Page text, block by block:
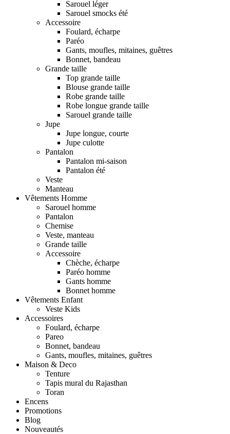
Sarouel léger
Sarouel smocks été
Accessoire
Foulard, écharpe
Paréo
Gants, moufles, mitaines, guêtres
Bonnet, bandeau
Grande taille
Top grande taille
Blouse grande taille
Robe grande taille
Robe longue grande taille
Sarouel grande taille
Jupe
Jupe longue, courte
Jupe culotte
Pantalon
Pantalon mi-saison
Pantalon été
Veste
Manteau
Vêtements Homme
Sarouel homme
Pantalon
Chemise
Veste, manteau
Grande taille
Accessoire
Chèche, écharpe
Paréo homme
Gants homme
Bonnet homme
Vêtements Enfant
Veste Kids
Accessoires
Foulard, écharpe
Pareo
Bonnet, bandeau
Gants, moufles, mitaines, guêtres
Maison & Deco
Tenture
Tapis mural du Rajasthan
Toran
Encens
Promotions
Blog
Nouveautés